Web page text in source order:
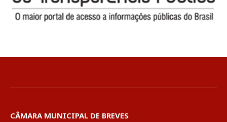
CÂMARA MUNICIPAL DE BREVES